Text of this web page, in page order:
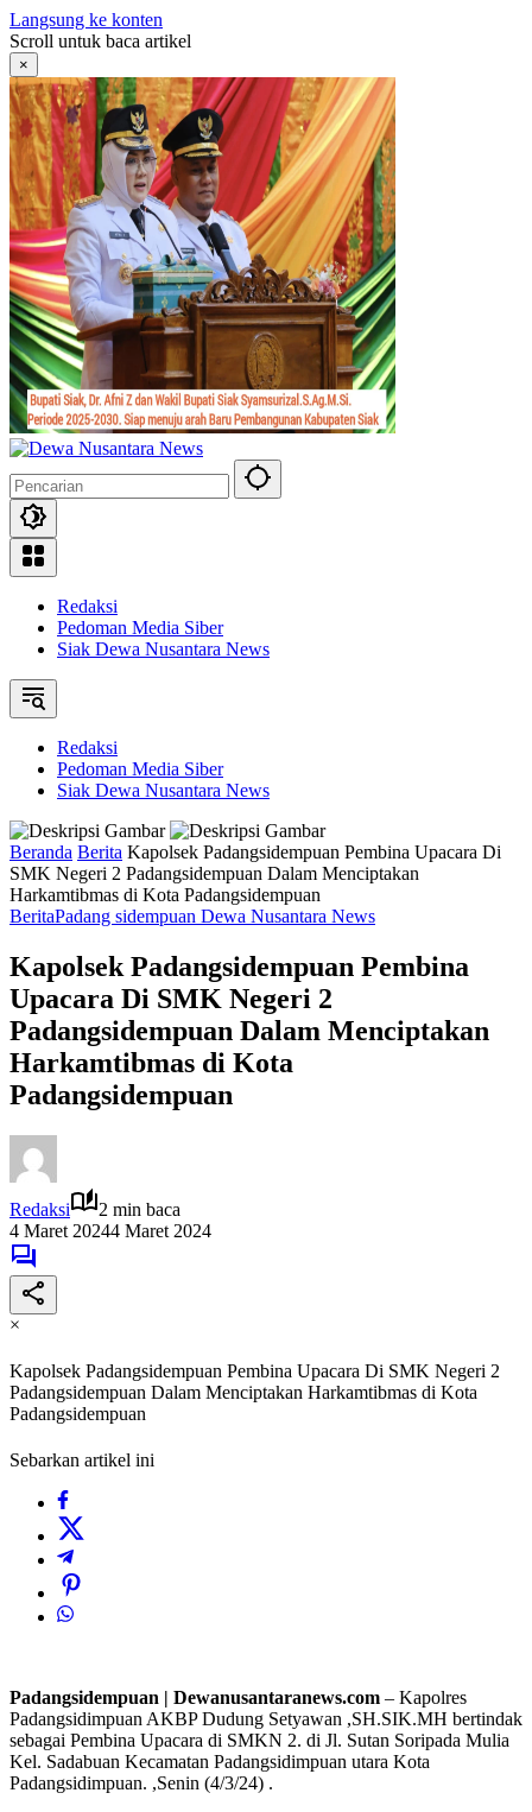
Langsung ke konten
Scroll untuk baca artikel
×
Redaksi
Pedoman Media Siber
Siak Dewa Nusantara News
Redaksi
Pedoman Media Siber
Siak Dewa Nusantara News
Beranda Berita Kapolsek Padangsidempuan Pembina Upacara Di
SMK Negeri 2 Padangsidempuan Dalam Menciptakan
Harkamtibmas di Kota Padangsidempuan
BeritaPadang sidempuan Dewa Nusantara News
Kapolsek Padangsidempuan Pembina
Upacara Di SMK Negeri 2
Padangsidempuan Dalam Menciptakan
Harkamtibmas di Kota
Padangsidempuan
Redaksi
2 min baca
4 Maret 20244 Maret 2024
×
Kapolsek Padangsidempuan Pembina Upacara Di SMK Negeri 2
Padangsidempuan Dalam Menciptakan Harkamtibmas di Kota
Padangsidempuan
Sebarkan artikel ini
Padangsidempuan | Dewanusantaranews.com – Kapolres
Padangsidimpuan AKBP Dudung Setyawan ,SH.SIK.MH bertindak
sebagai Pembina Upacara di SMKN 2. di Jl. Sutan Soripada Mulia
Kel. Sadabuan Kecamatan Padangsidimpuan utara Kota
Padangsidimpuan. ,Senin (4/3/24) .